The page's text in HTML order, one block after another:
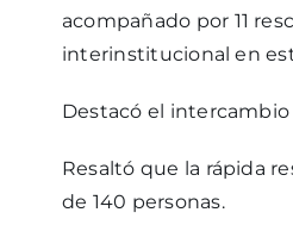
acompañado por 11
interinstitucional en
Destacó el
Resaltó que la rápida
de 140 personas.